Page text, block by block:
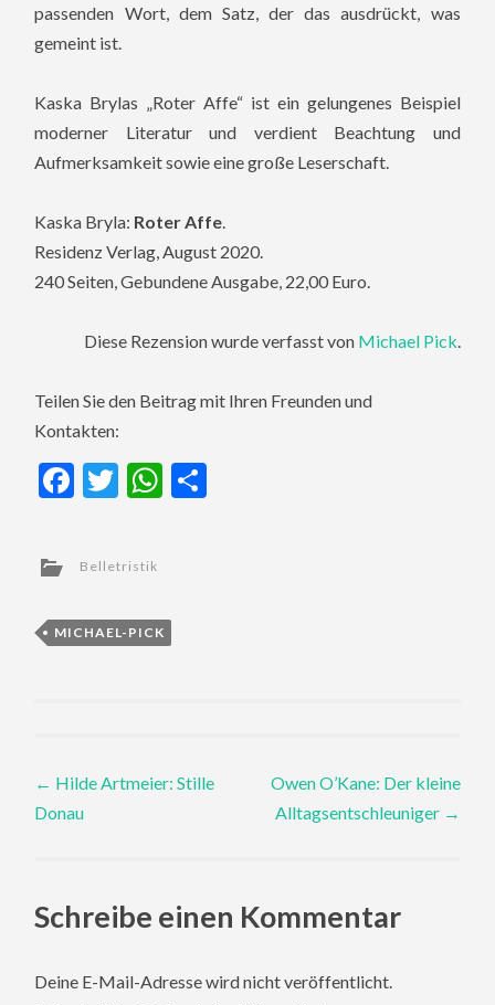
passenden Wort, dem Satz, der das ausdrückt, was
gemeint ist.
Kaska Brylas „Roter Affe“ ist ein gelungenes Beispiel
moderner Literatur und verdient Beachtung und
Aufmerksamkeit sowie eine große Leserschaft.
Kaska Bryla: Roter Affe.
Residenz Verlag, August 2020.
240 Seiten, Gebundene Ausgabe, 22,00 Euro.
Diese Rezension wurde verfasst von Michael Pick.
Teilen Sie den Beitrag mit Ihren Freunden und
Kontakten:
Facebook
TwitterWhatsApp
Belletristik
MICHAEL-PICK
Post
← Hilde Artmeier: Stille
Donau
Owen O’Kane: Der kleine
Alltagsentschleuniger →
Schreibe einen Kommentar
Deine E-Mail-Adresse wird nicht veröffentlicht.